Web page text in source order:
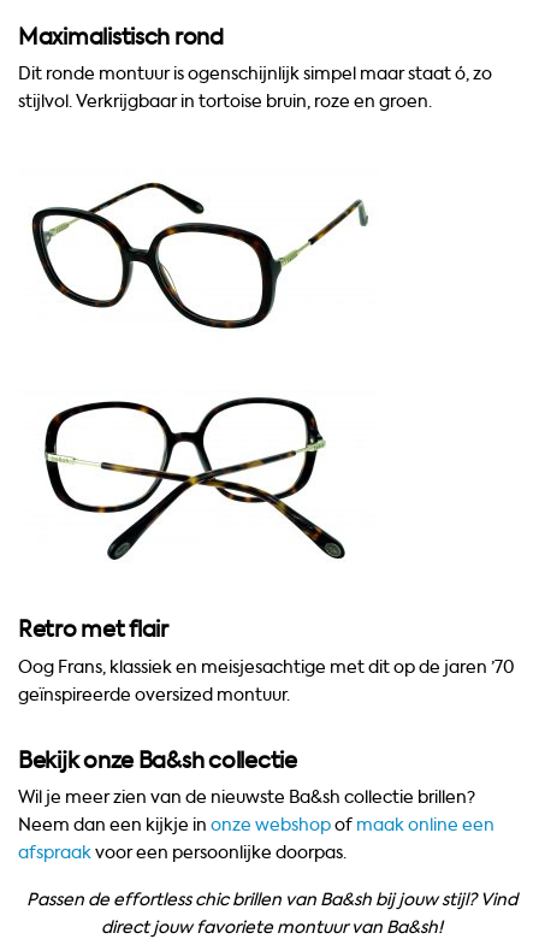
Maximalistisch rond
Dit ronde montuuris ogenschijnlijk simpel maar staat ó,zo
stijlvol.Verkrijgbaar in tortoise bruin, roze en groen.
Retro met flair
Oog Frans, klassiek en meisjesachtige met dit op de jaren ’70
geïnspireerde oversized montuur.
Bekijk onze Ba&sh collectie
Wil je meer zien van de nieuwste Ba&sh collectie brillen?
Neem dan een kijkje in onze webshopof maak online een
afspraakvoor een persoonlijke doorpas.
Passen de effortless chic brillen van Ba&sh bij jouw stijl? Vind
direct jouw favoriete montuur van Ba&sh!